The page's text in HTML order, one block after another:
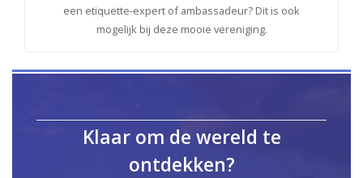
een etiquette-expert of ambassadeur? Dit is ook
mogelijk bij deze mooie vereniging.
Klaar om de wereld te
ontdekken?